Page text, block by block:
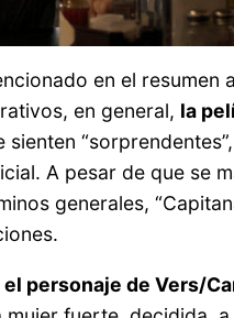
en el
en general, la
A pesar de que se
generales,
el personaje de Vers/